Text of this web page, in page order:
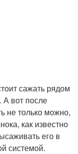
сажать рядом
А вот после
не только можно,
как известно
его в
системой.